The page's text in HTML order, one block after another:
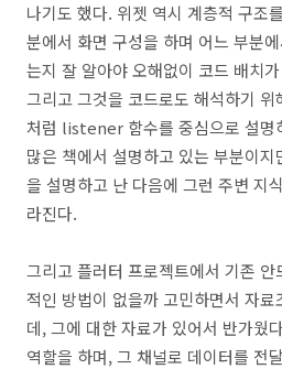
나기도 했다. 위젯 역시 계층적 구조
분에서 화면 구성을 하며 어느 부분
는지 잘 알아야 오해없이 코드 배치
그리고 그것을 코드로도 해석하기
처럼 listener 함수를 중심으로 설명
많은 책에서 설명하고 있는 부분이
을 설명하고 난 다음에 그런 주변 지
라진다.
그리고 플러터 프로젝트에서 기존
적인 방법이 없을까 고민하면서 자
데, 그에 대한 자료가 있어서 반가웠
역할을 하며, 그 채널로 데이터를 전